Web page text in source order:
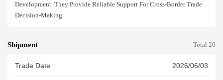
Development. They Provide Reliable Support For Cross-Border Trade
Decision-Making.
Shipment Total 20
Trade Date 2026/06/03